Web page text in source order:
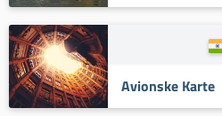
Avionske Karte